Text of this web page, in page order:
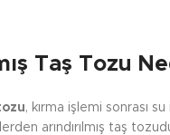
Taş Tozu
, kırma işlemi sonrası
arındırılmış taş